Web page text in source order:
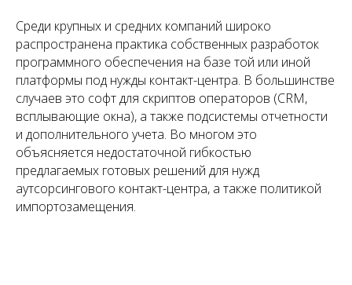
Среди крупных и средних компаний широко
распространена практика собственных разработок
программного обеспечения на базе той или иной
платформы под нужды контакт-центра. В большинстве
случаев это софт для скриптов операторов (CRM,
всплывающие окна), а также подсистемы отчетности
и дополнительного учета. Во многом это
объясняется недостаточной гибкостью
предлагаемых готовых решений для нужд
аутсорсингового контакт-центра, а также политикой
импортозамещения.